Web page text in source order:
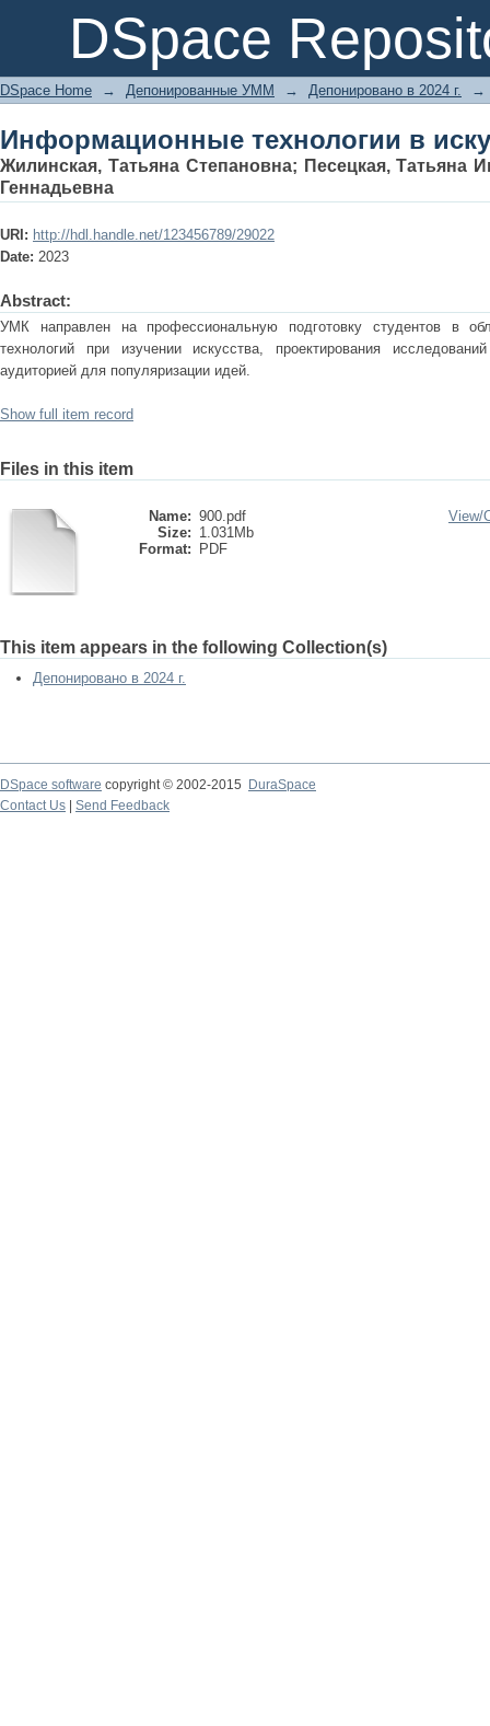
DSpace
Информационные технологии в
DSpace Home → Депонированные УММ → Депонировано в 2024 г. →
Информационные технологии в
Жилинская, Татьяна Степановна; Песецкая, Татьяна
Геннадьевна
URI: http://hdl.handle.net/123456789/29022
Date: 2023
Abstract:
УМК направлен на профессиональную подготовку студентов в
технологий при изучении искусства, проектирования
аудиторией для популяризации идей.
Show full item record
Files in this item
Name: 900.pdf
Size: 1.031Mb
Format:
PDF
View/
This item appears in the following Collection(s)
Депонировано в 2024 г.
DSpace software copyright © 2002-2015
DuraSpace
Contact Us
Send Feedback